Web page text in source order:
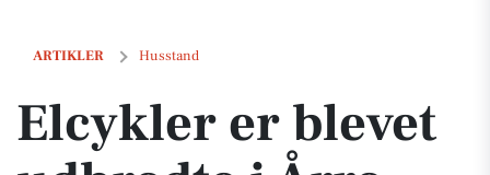
ARTIKLER Husstand
Elcykler er blevet udbredte i Årre
Elcykler er blevet